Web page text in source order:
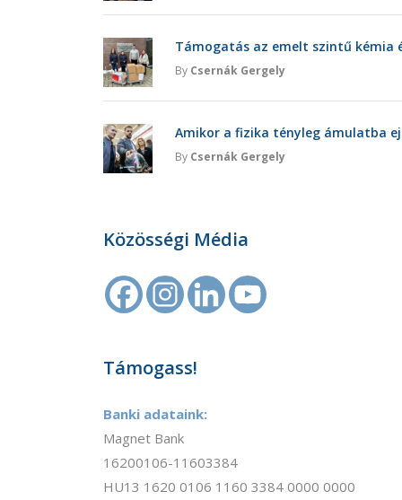
Támogatás az emelt szintű kémia
By Csernák Gergely
Amikor a fizika tényleg ámulatba
By Csernák Gergely
Közösségi Média
Támogass!
Banki adataink:
Magnet Bank
16200106-11603384
HU13 1620 0106 1160 3384 0000 0000